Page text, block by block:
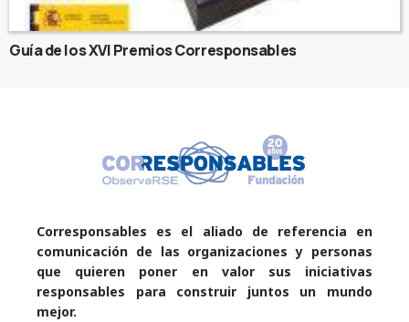
Guía de los XVI Premios Corresponsables
Corresponsables es el aliado de referencia en
comunicación de las organizaciones y personas
que quieren poner en valor sus iniciativas
responsables para construir juntos un mundo
mejor.